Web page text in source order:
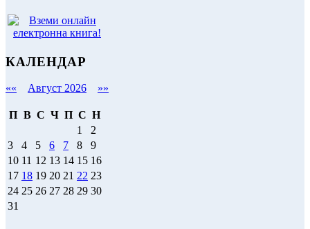
КАЛЕНДАР
«« Август 2026 »»
П В С Ч П С Н
1
2
3
4 5 6 7 8
9
10 11 12 13 14 15 16
17 18 19 20 21 22 23
24 25 26 27 28 29 30
31